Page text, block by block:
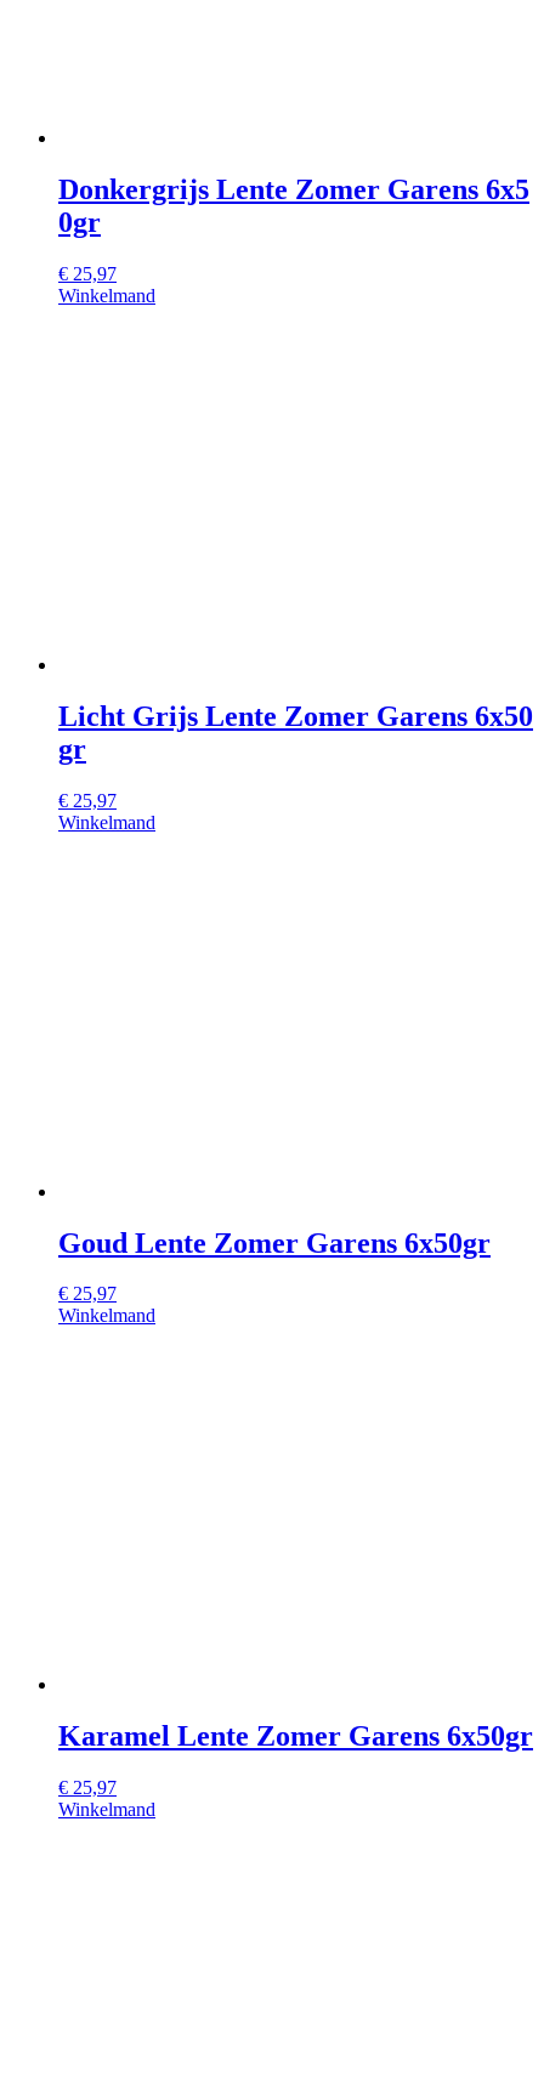
Donkergrijs Lente Zomer Garens 6x5
0gr
€ 25,97
Winkelmand
Licht Grijs Lente Zomer Garens 6x50
gr
€ 25,97
Winkelmand
Goud Lente Zomer Garens 6x50gr
€ 25,97
Winkelmand
Karamel Lente Zomer Garens 6x50gr
€ 25,97
Winkelmand